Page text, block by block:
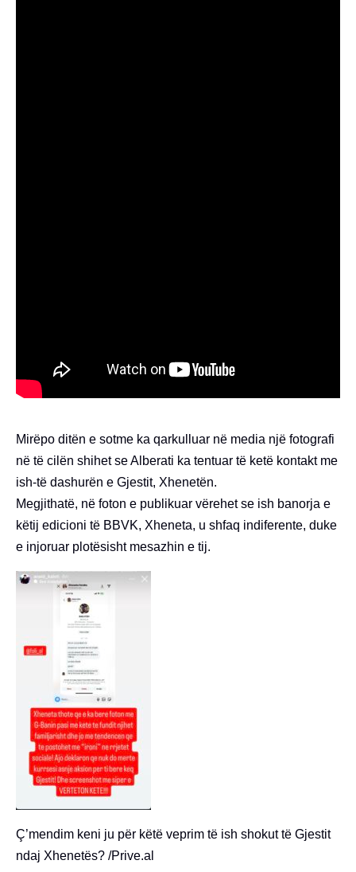
Mirëpo ditën e sotme ka qarkulluar në media një fotografi
në të cilën shihet se Alberati ka tentuar të ketë kontakt me
ish-të dashurën e Gjestit, Xhenetën.
Megjithatë, në foton e publikuar vërehet se ish banorja e
këtij edicioni të BBVK, Xheneta, u shfaq indiferente, duke
e injoruar plotësisht mesazhin e tij.
Ç’mendim keni ju për këtë veprim të ish shokut të Gjestit
ndaj Xhenetës? /Prive.al